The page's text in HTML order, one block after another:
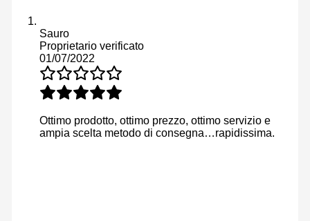
Sauro
Proprietario verificato
01/07/2022
Ottimo prodotto, ottimo prezzo, ottimo servizio e
ampia scelta metodo di consegna…rapidissima.